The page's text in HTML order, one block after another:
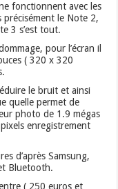
fonctionnent avec les
précisément le Note 2,
3 s’est tout.
pour l’écran il
( 320 x 320
le bruit et ainsi
quelle permet de
photo de 1.9 mégas
enregistrement
d’après Samsung,
Bluetooth.
( 250 euros et